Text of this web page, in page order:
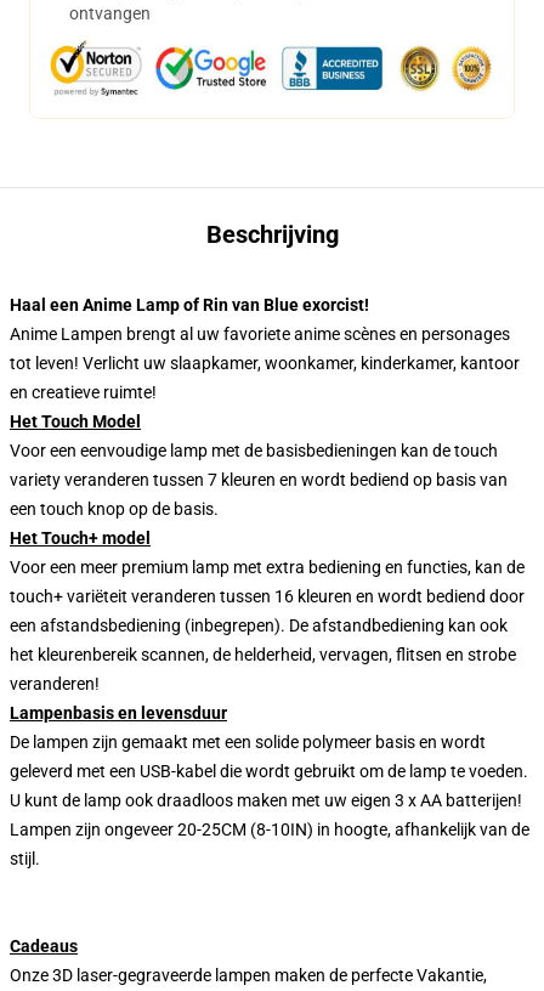
ontvangen
Beschrijving
Haal een Anime Lamp of Rin van Blue exorcist!
Anime Lampen brengt al uw favoriete anime scènes en personages
tot leven! Verlicht uw slaapkamer, woonkamer, kinderkamer, kantoor
en creatieve ruimte!
Het Touch Model
Voor een eenvoudige lamp met de basisbedieningen kan de touch
variety veranderen tussen 7 kleuren en wordt bediend op basis van
een touch knop op de basis.
Het Touch+ model
Voor een meer premium lamp met extra bediening en functies, kan de
touch+ variëteit veranderen tussen 16 kleuren en wordt bediend door
een afstandsbediening (inbegrepen). De afstandbediening kan ook
het kleurenbereik scannen, de helderheid, vervagen, flitsen en strobe
veranderen!
Lampenbasis en levensduur
De lampen zijn gemaakt met een solide polymeer basis en wordt
geleverd met een USB-kabel die wordt gebruikt om de lamp te voeden.
U kunt de lamp ook draadloos maken met uw eigen 3 x AA batterijen!
Lampen zijn ongeveer 20-25CM (8-10IN) in hoogte, afhankelijk van de
stijl.
Cadeaus
Onze 3D laser-gegraveerde lampen maken de perfecte Vakantie,